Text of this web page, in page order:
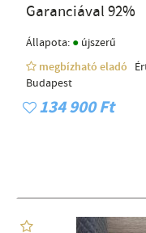
Garanciával 92%
Állapota: ● újszerű
megbízható eladó
Budapest
134 900 Ft